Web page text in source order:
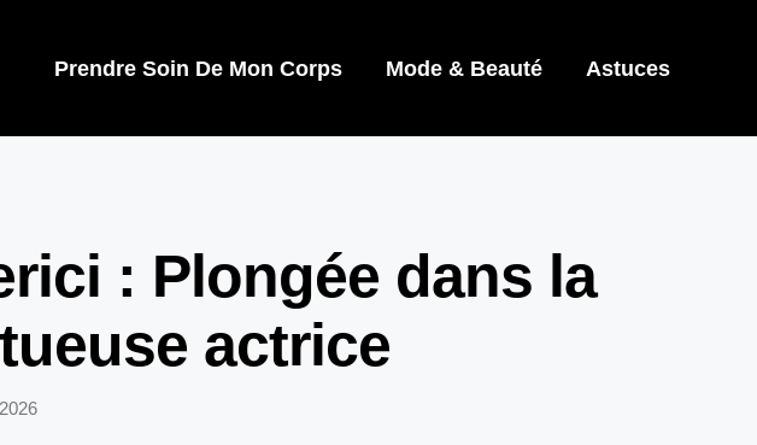
Prendre Soin De Mon Corps Mode & Beauté Astuces
: Plongée dans la
actrice